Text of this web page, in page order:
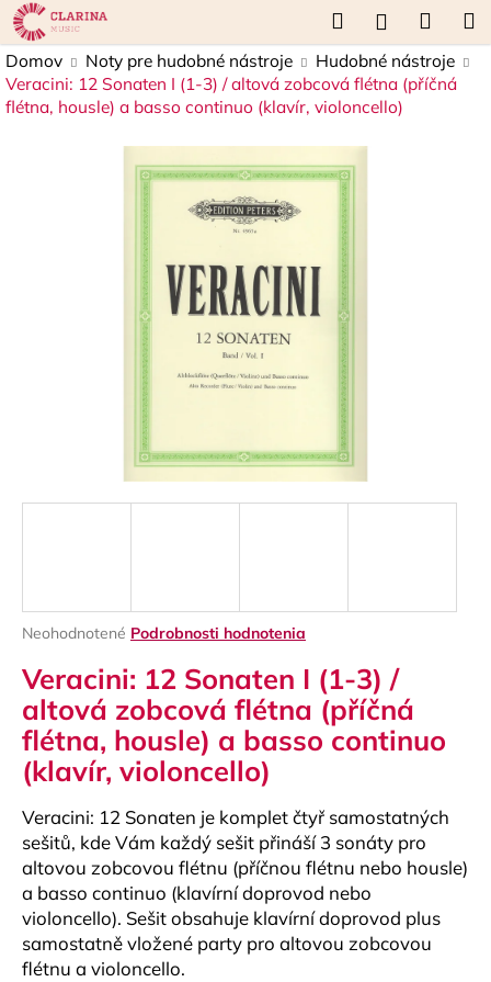
Prejsť
na
obsah
Hľadať
košík
Domov Noty pre hudobné nástroje
Hudobné nástroje
Veracini: 12 Sonaten I (1-3) / altová zobcová flétna (příčná
flétna, housle) a basso continuo (klavír, violoncello)
Priemerné
produktu
je
0,0
z
5
hviezdičiek.
Neohodnotené Podrobnosti hodnotenia
Veracini: 12 Sonaten I (1-3) /
altová zobcová flétna (příčná
flétna, housle) a basso continuo
(klavír, violoncello)
Veracini: 12 Sonaten je komplet čtyř samostatných
sešitů, kde Vám každý sešit přináší 3 sonáty pro
altovou zobcovou flétnu (příčnou flétnu nebo housle)
a basso continuo (klavírní doprovod nebo
violoncello). Sešit obsahuje klavírní doprovod plus
samostatně vložené party pro altovou zobcovou
flétnu a violoncello.
K
o
š
Späť
Späť
Č
ť
?
HĽADAŤ
O
d
p
o
r
ú